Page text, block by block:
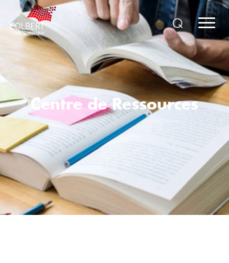
Centre de Ressources